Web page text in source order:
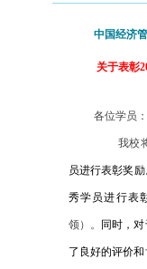
中国经济
关于表彰
各位学员：
我校将
员进行表彰奖
秀学员进行表
领）。 同时，
了良好的评价